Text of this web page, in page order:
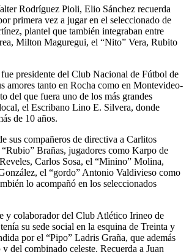
Rodríguez Pioli, Elio Sánchez recuerda
primera vez a jugar en el seleccionado de
plantel que también integraban entre
Milton Maguregui, el “Nito” Vera, Rubito
presidente del Club Nacional de Fútbol de
amores tanto en Rocha como en Montevideo-
del que fuera uno de los más grandes
el Escribano Lino E. Silvera, donde
de 10 años.
sus compañeros de directiva a Carlitos
Brañas, jugadores como Karpo de
Carlos Sosa, el “Minino” Molina,
el “gordo” Antonio Valdivieso como
lo acompañó en los seleccionados
y colaborador del Club Atlético Irineo de
su sede social en la esquina de Treinta y
por el “Pipo” Ladris Graña, que además
del combinado celeste. Recuerda a Juan